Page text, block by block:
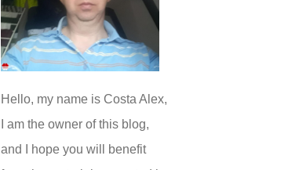
Hello, my name is Costa Alex,
I am the owner of this blog,
and I hope you will benefit